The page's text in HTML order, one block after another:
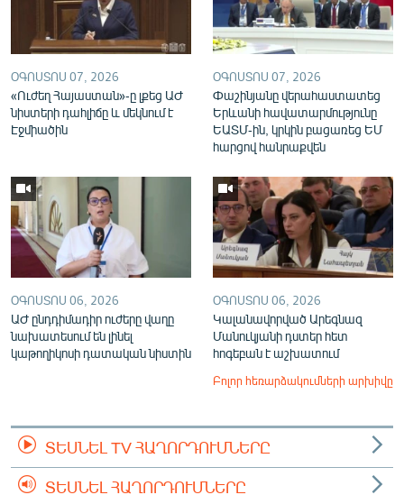
ՕԳՈՍՏՈՍ 07, 2026
«Ուժեղ Հայաստան»-ը լքեց ԱԺ
նիստերի դահլիճը և մեկնում է
Էջմիածին
ՕԳՈՍՏՈՍ 07, 2026
Փաշինյանը վերահաստատեց
Երևանի հավատարմությունը
ԵԱՏՄ-ին, կրկին բացառեց ԵՄ
հարցով հանրաքվեն
ՕԳՈՍՏՈՍ 06, 2026
ԱԺ ընդդիմադիր ուժերը վաղը
նախատեսում են լինել
կաթողիկոսի դատական նիստին
ՕԳՈՍՏՈՍ 06, 2026
Կալանավորված Արեգնազ
Մանուկյանի դստեր հետ
հոգեբան է աշխատում
Բոլոր հեռարձակումների արխիվը
ՏԵՍՆԵԼ TV ՀԱՂՈՐԴՈՒՄՆԵՐԸ
ՏԵՍՆԵԼ ՀԱՂՈՐԴՈՒՄՆԵՐԸ